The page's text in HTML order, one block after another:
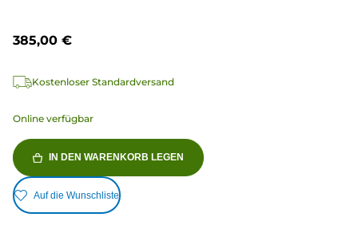
385,00 €
Kostenloser Standardversand
Online verfügbar
IN DEN WARENKORB LEGEN
Auf die Wunschliste